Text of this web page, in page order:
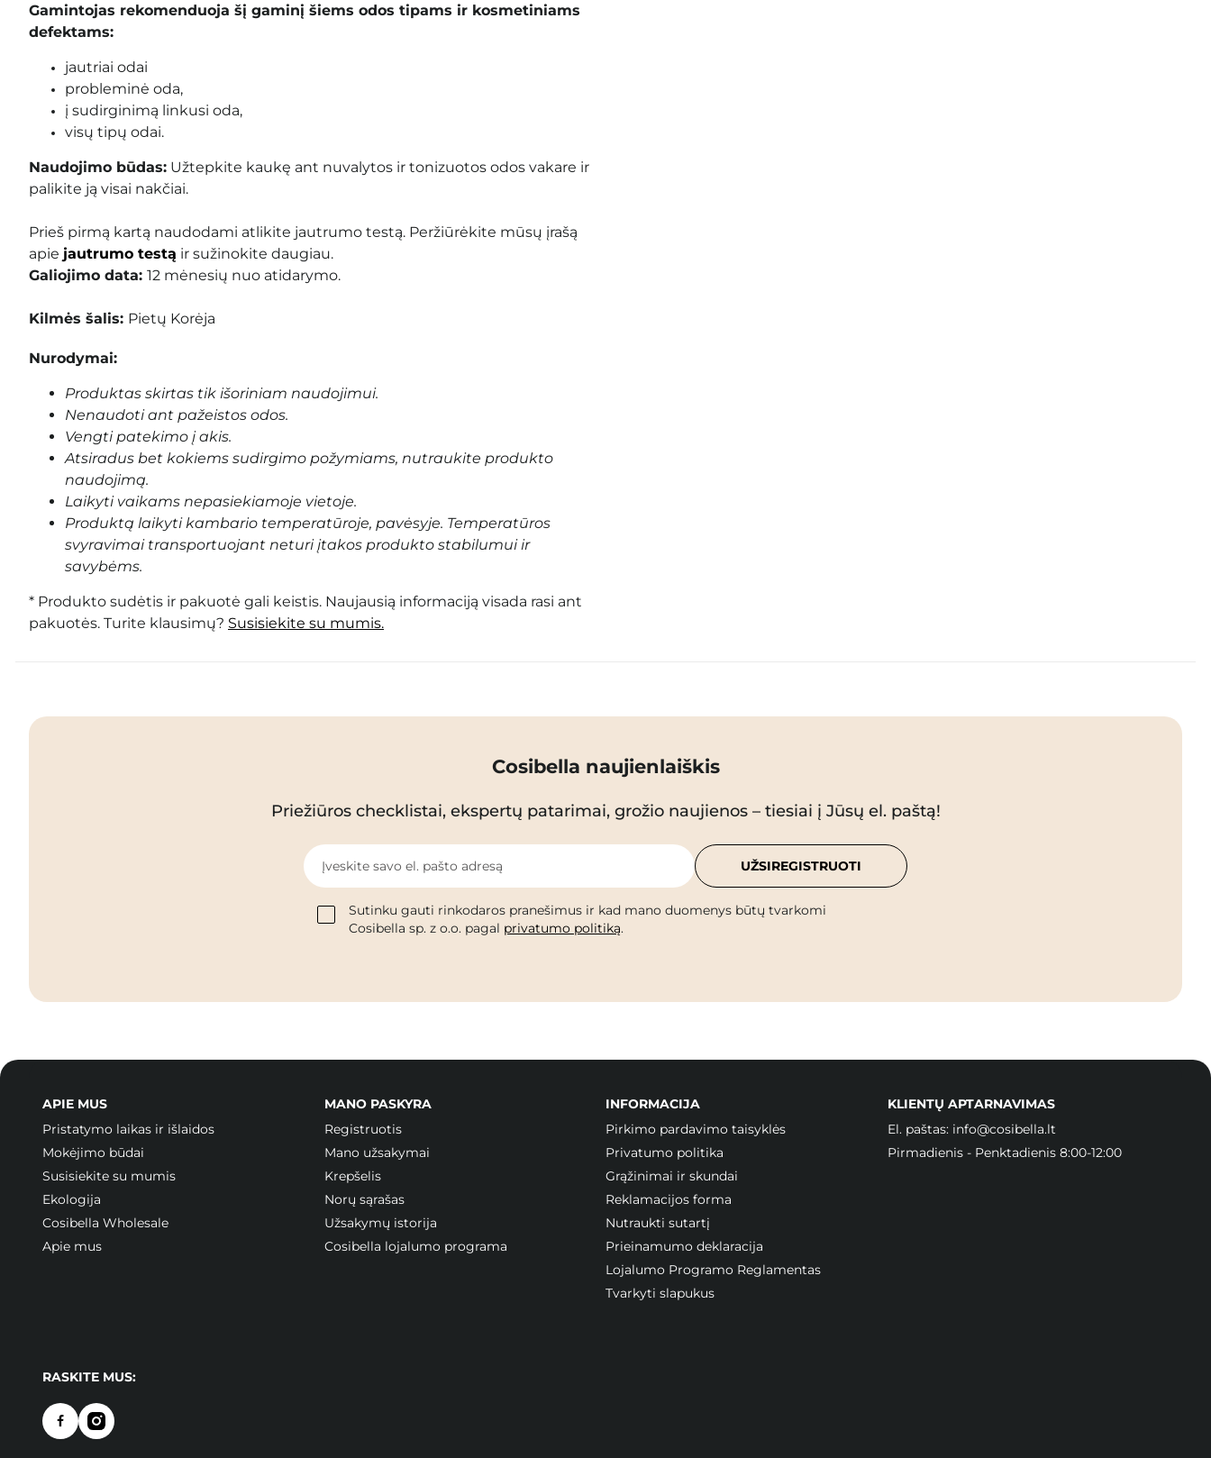
Gamintojas rekomenduoja šį gaminį šiems odos tipams ir kosmetiniams
defektams:
jautriai odai
probleminė oda,
į sudirginimą linkusi oda,
visų tipų odai.
Naudojimo būdas: Užtepkite kaukę ant nuvalytos ir tonizuotos odos vakare ir
palikite ją visai nakčiai.
Prieš pirmą kartą naudodami atlikite jautrumo testą. Peržiūrėkite mūsų įrašą
apie jautrumo testą ir sužinokite daugiau.
Galiojimo data: 12 mėnesių nuo atidarymo.
Kilmės šalis: Pietų Korėja
Nurodymai:
Produktas skirtas tik išoriniam naudojimui.
Nenaudoti ant pažeistos odos.
Vengti patekimo į akis.
Atsiradus bet kokiems sudirgimo požymiams, nutraukite produkto
naudojimą.
Laikyti vaikams nepasiekiamoje vietoje.
Produktą laikyti kambario temperatūroje, pavėsyje. Temperatūros
svyravimai transportuojant neturi įtakos produkto stabilumui ir
savybėms.
* Produkto sudėtis ir pakuotė gali keistis. Naujausią informaciją visada rasi ant
pakuotės. Turite klausimų? Susisiekite su mumis.
Cosibella naujienlaiškis
Priežiūros checklistai, ekspertų patarimai, grožio naujienos – tiesiai į Jūsų el. paštą!
Įveskite savo el. pašto adresą
Sutinku gauti rinkodaros pranešimus ir kad mano duomenys būtų tvarkomi
Cosibella sp. z o.o. pagal privatumo politiką.
UŽSIREGISTRUOTI
APIE MUS
Pristatymo laikas ir išlaidos
Mokėjimo būdai
Susisiekite su mumis
Ekologija
Cosibella Wholesale
Apie mus
MANO PASKYRA
Registruotis
Mano užsakymai
Krepšelis
Norų sąrašas
Užsakymų istorija
Cosibella lojalumo programa
INFORMACIJA
Pirkimo pardavimo taisyklės
Privatumo politika
Grąžinimai ir skundai
Reklamacijos forma
Nutraukti sutartį
Prieinamumo deklaracija
Lojalumo Programo Reglamentas
Tvarkyti slapukus
KLIENTŲ APTARNAVIMAS
El. paštas: info@cosibella.lt
Pirmadienis - Penktadienis 8:00-12:00
RASKITE MUS: